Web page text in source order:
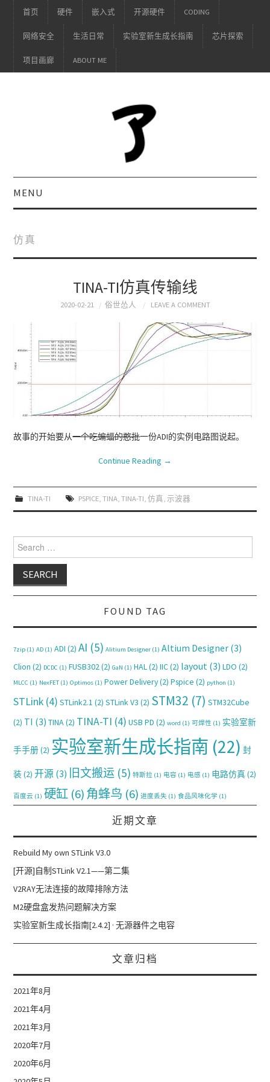
首页 硬件 嵌入式 开源硬件 CODING
网络安全 生活日常 实验室新生成长指南 芯片探索
项目画廊 ABOUT ME
MENU
仿真
TINA-TI仿真传输线
2020-02-21 俗世怂人 LEAVE A COMMENT
故事的开始要从一个吃蝙蝠的憨批一份ADI的实例电路图说起。
Continue Reading →
TINA-TI PSPICE, TINA, TINA-TI 仿真 示波器
Search for:
FOUND TAG
7zip (1) AD (1) ADI (2) AI (5) Alitium Designer (1) Altium Designer (3)
Clion (2) DCDC (1) FUSB302(2) GaN (1) HAL(2) IIC(2) layout (3) LDO (2)
MLCC (1) NexFET (1) Optimos (1) Power Delivery(2) Pspice (2) python (1)
STLink (4) STLink2.1 (2) STLink V3 (2) STM32 (7) STM32Cube
(2) TI (3) TINA(2) TINA-TI (4) USB PD (2) word (1) 可焊性 (1) 实验室新
手手册(2) 实验室新生成长指南 (22) 封
装 (2) 开源 (3) 旧文搬运 (5) 特斯拉 (1) 电容 (1) 电感 (1) 电路仿真 (2)
百度云 (1) 硬缸 (6)角蜂鸟 (6) 进度丢失 (1) 食品风味化学 (1)
近期文章
Rebuild My own STLink V3.0
[开源]自制STLink V2.1——第二集
V2RAY无法连接的故障排除方法
M2硬盘盒发热问题解决方案
实验室新生成长指南[2.4.2] · 无源器件之电容
文章归档
2021年8月
2021年4月
2021年3月
2020年7月
2020年6月